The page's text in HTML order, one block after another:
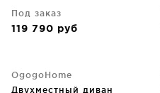
Под заказ
119 790 руб
OgogoHome
Двухместный диван